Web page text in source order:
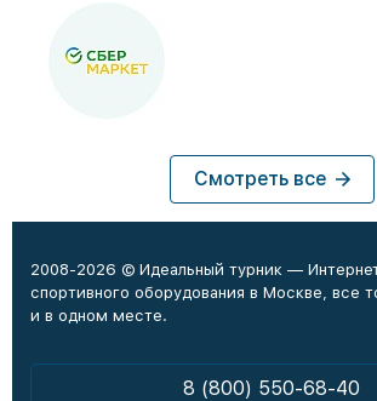
Смотреть все
2008-2026 © Идеальный турник —
спортивного оборудования в Москве, все
и в одном месте.
8 (800) 550-68-40